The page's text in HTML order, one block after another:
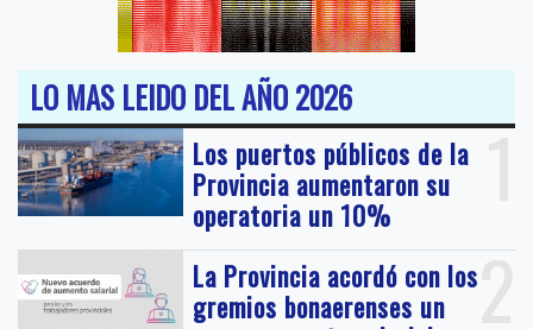
LO MAS LEIDO DEL AÑO 2026
1
Los puertos públicos de la
Provincia aumentaron su
operatoria un 10%
2
La Provincia acordó con los
gremios bonaerenses un